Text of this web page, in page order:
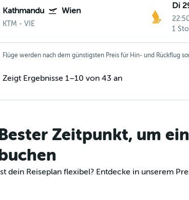
Kathmandu Wien
KTM - VIE
Di
1
Flüge werden nach dem günstigsten Preis für Hin- und Rückflug
Zeigt Ergebnisse 1–10 von 43 an
Zeitpunkt, um
dein Reiseplan flexibel? Entdecke in unserem